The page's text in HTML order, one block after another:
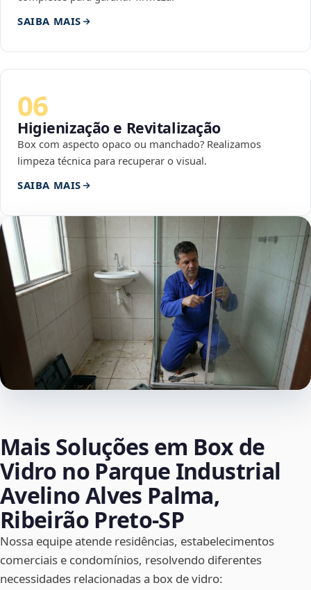
SAIBA MAIS
06
Higienização e Revitalização
Box com aspecto opaco ou manchado? Realizamos
limpeza técnica para recuperar o visual.
SAIBA MAIS
Mais Soluções em Box de
Vidro no Parque Industrial
Avelino Alves Palma,
Ribeirão Preto‑SP
Nossa equipe atende residências, estabelecimentos
comerciais e condomínios, resolvendo diferentes
necessidades relacionadas a box de vidro: